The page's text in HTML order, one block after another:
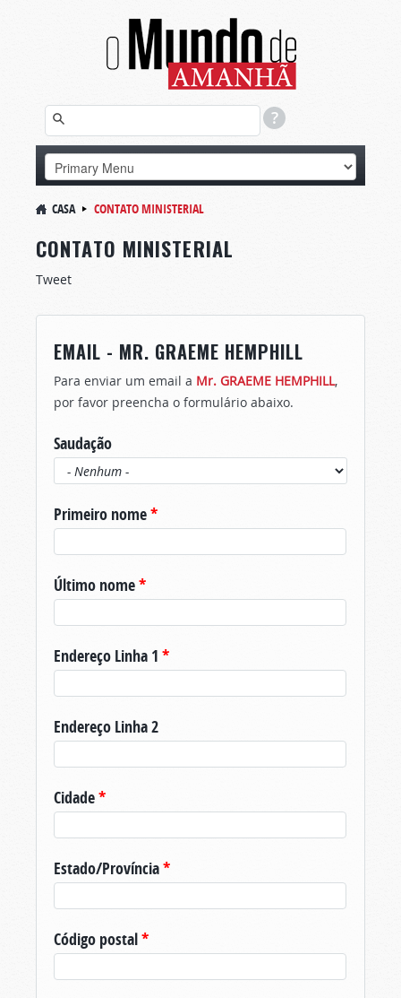
CASA CONTATO MINISTERIAL
CONTATO MINISTERIAL
Tweet
EMAIL - MR. GRAEME HEMPHILL
Para enviar um email a Mr. GRAEME HEMPHILL,
por favor preencha o formulário abaixo.
Saudação
Primeiro nome*
Último nome*
Endereço Linha 1 *
Endereço Linha 2
Cidade*
Estado/Província*
Código postal*